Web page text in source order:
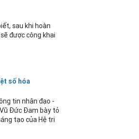
sau khi hoàn
được công khai
số hóa
tin nhân đạo -
Đức Đam bày tỏ
tạo của Hệ tri